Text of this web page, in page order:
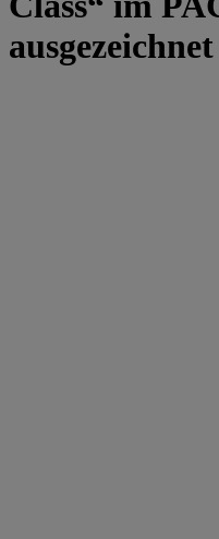
ausgezeichnet